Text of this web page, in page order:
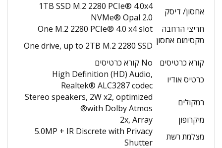
אחסון/ דיסק
1TB SSD M.2 2280 PCIe® 4.0x4
NVMe® Opal 2.0
חריצי הרחבה
One M.2 2280 PCIe® 4.0 x4 slot
מקסימום אחסון One drive, up to 2TB M.2 2280 SSD
קורא כרטיסים
No קורא כרטיסים
כרטיס אודיו
High Definition (HD) Audio,
Realtek® ALC3287 codec
רמקולים
Stereo speakers, 2W x2, optimized
with Dolby Atmos®
מיקרופון
2x, Array
מצלמת רשת
5.0MP + IR Discrete with Privacy
Shutter